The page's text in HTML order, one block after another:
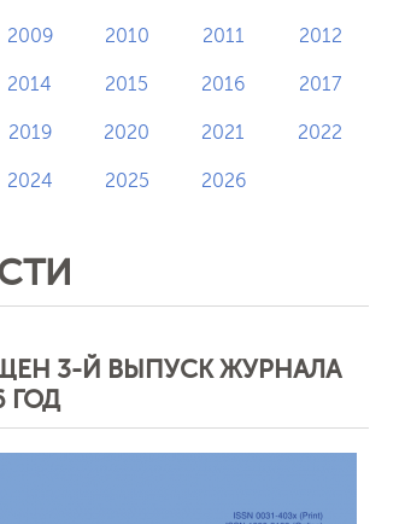
2009 2010 2011 2012
2014 2015 2016 2017
2019 2020 2021 2022
2024 2025 2026
3-Й ВЫПУСК ЖУРНАЛА
ГОД